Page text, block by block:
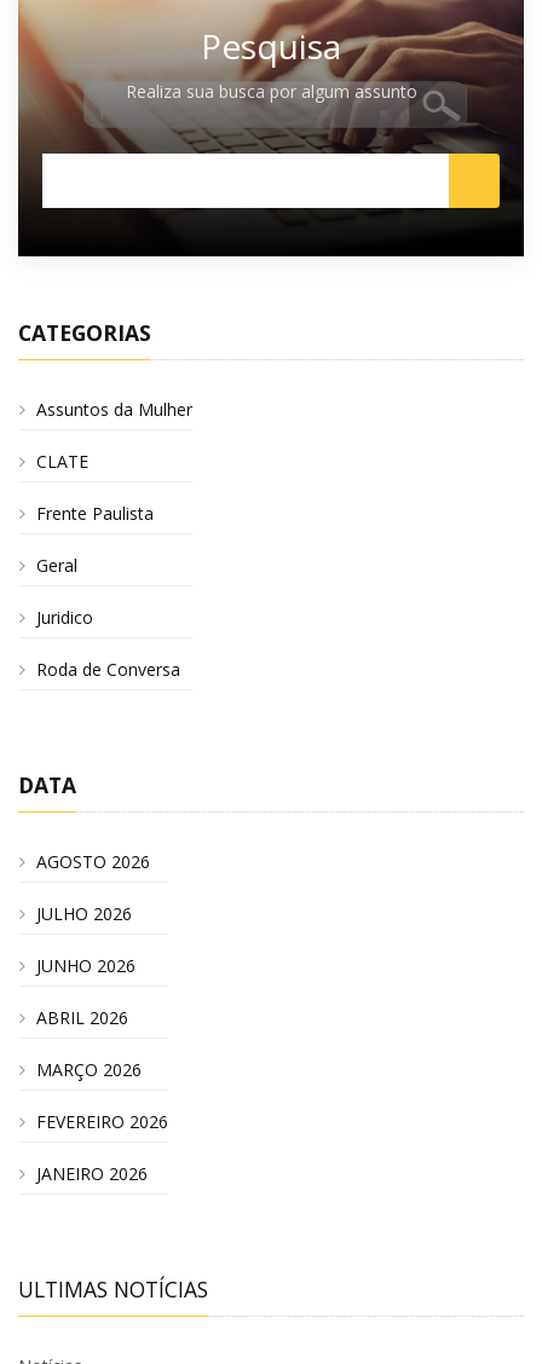
Pesquisa
Realiza sua busca por algum assunto
CATEGORIAS
Assuntos da Mulher
CLATE
Frente Paulista
Geral
Juridico
Roda de Conversa
DATA
AGOSTO 2026
JULHO 2026
JUNHO 2026
ABRIL 2026
MARÇO 2026
FEVEREIRO 2026
JANEIRO 2026
ULTIMAS NOTÍCIAS